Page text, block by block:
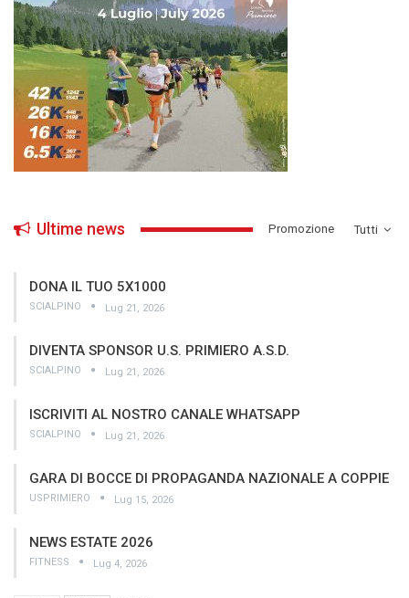
Tutti
Ultime news ­Promozione
DONA IL TUO 5X1000
SCIALPINO Lug 21, 2026
DIVENTA SPONSOR U.S. PRIMIERO A.S.D.
SCIALPINO Lug 21, 2026
ISCRIVITI AL NOSTRO CANALE WHATSAPP
SCIALPINO Lug 21, 2026
GARA DI BOCCE DI PROPAGANDA NAZIONALE A COPPIE
USPRIMIERO Lug 15, 2026
NEWS ESTATE 2026
FITNESS Lug 4, 2026